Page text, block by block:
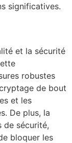
significatives.
et la sécurité
robustes
de bout
et les
De plus, la
de sécurité,
bloquer les